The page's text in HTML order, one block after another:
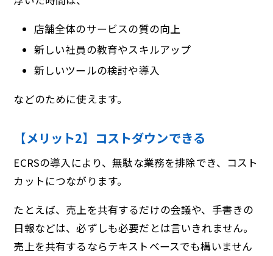
店舗全体のサービスの質の向上
新しい社員の教育やスキルアップ
新しいツールの検討や導入
などのために使えます。
【メリット2】コストダウンできる
ECRSの導入により、無駄な業務を排除でき、コスト
カットにつながります。
たとえば、売上を共有するだけの会議や、手書きの
日報などは、必ずしも必要だとは言いきれません。
売上を共有するならテキストベースでも構いません